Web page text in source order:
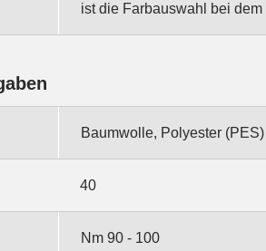
ist die Farbauswahl bei
Baumwolle, Polyester (PES)
40
Nm 90 - 100